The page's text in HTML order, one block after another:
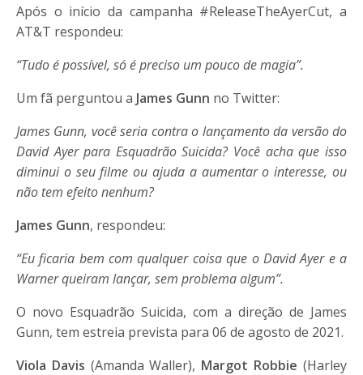
Após o início da campanha #ReleaseTheAyerCut, a
AT&T respondeu:
“Tudo é possível, só é preciso um pouco de magia”.
Um fã perguntou a James Gunn no Twitter:
James Gunn, você seria contra o lançamento da versão do
David Ayer para Esquadrão Suicida? Você acha que isso
diminui o seu filme ou ajuda a aumentar o interesse, ou
não tem efeito nenhum?
James Gunn, respondeu:
“Eu ficaria bem com qualquer coisa que o David Ayer e a
Warner queiram lançar, sem problema algum”.
O novo Esquadrão Suicida, com a direção de James
Gunn, tem estreia prevista para 06 de agosto de 2021.
Viola Davis (Amanda Waller), Margot Robbie (Harley